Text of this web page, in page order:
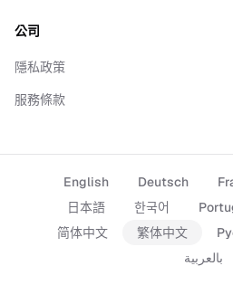
公司
隱私政策
服務條款
English Deutsch
日本語
한국어
简体中文
繁体中文
بالعربية